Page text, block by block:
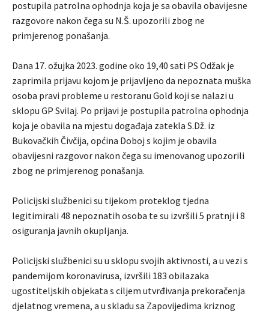
postupila patrolna ophodnja koja je sa obavila obavijesne
razgovore nakon čega su N.Š. upozorili zbog ne
primjerenog ponašanja.
Dana 17. ožujka 2023. godine oko 19,40 sati PS Odžak je
zaprimila prijavu kojom je prijavljeno da nepoznata muška
osoba pravi probleme u restoranu Gold koji se nalazi u
sklopu GP Svilaj. Po prijavi je postupila patrolna ophodnja
koja je obavila na mjestu događaja zatekla S.Dž. iz
Bukovačkih Čivčija, općina Doboj s kojim je obavila
obavijesni razgovor nakon čega su imenovanog upozorili
zbog ne primjerenog ponašanja.
Policijski službenici su tijekom proteklog tjedna
legitimirali 48 nepoznatih osoba te su izvršili 5 pratnji i 8
osiguranja javnih okupljanja.
Policijski službenici su u sklopu svojih aktivnosti, a u vezi s
pandemijom koronavirusa, izvršili 183 obilazaka
ugostiteljskih objekata s ciljem utvrđivanja prekoračenja
djelatnog vremena, a u skladu sa Zapovijedima kriznog